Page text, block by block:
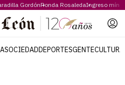
GordónRonda RosaledaIngreso
SOCIEDADDEPORTESGENTECULTURA